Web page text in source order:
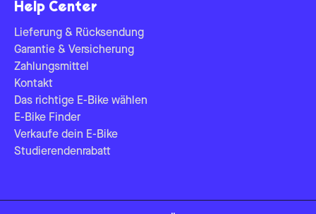
Help Center
Lieferung & Rücksendung
Garantie & Versicherung
Zahlungsmittel
Kontakt
Das richtige E-Bike wählen
E-Bike Finder
Verkaufe dein E-Bike
Studierendenrabatt